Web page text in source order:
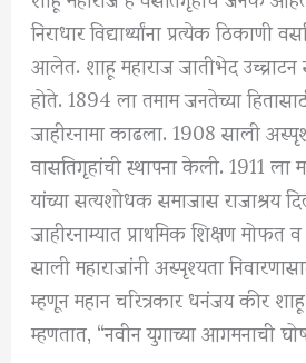
निराधार विद्यार्थ्यांना प्रत्येक
आलेत. शाहू महाराज जातीभेद
होते. 1894 ला तमाम जनतेच्या
जाहीरनामा काढला. 1908 साली
वासतिगृहांची स्थापना केली. 1911 ला
यांच्या सत्यशोधक समाजास राजाश्रय
जाहीरनाम्यात प्राथमिक शिक्षण
साली महाराजांनी अस्पृश्यता
म्हणून महान चरित्रकार धनंजय कीर
म्हणतात, “नवीन युगाच्या आगमनाची